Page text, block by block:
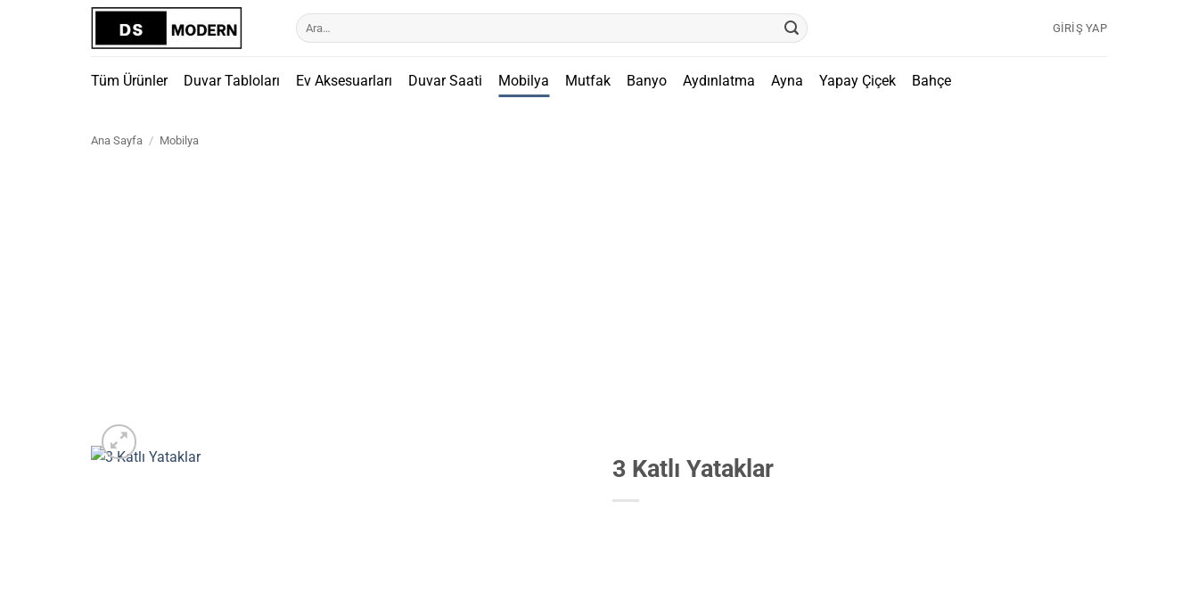
Ara:
GIRIŞ YAP
Tüm Ürünler Duvar Tabloları Ev Aksesuarları Duvar Saati Mobilya Mutfak Banyo Aydınlatma Ayna Yapay Çiçek Bahçe
Ana Sayfa / Mobilya
3 Katlı Yataklar